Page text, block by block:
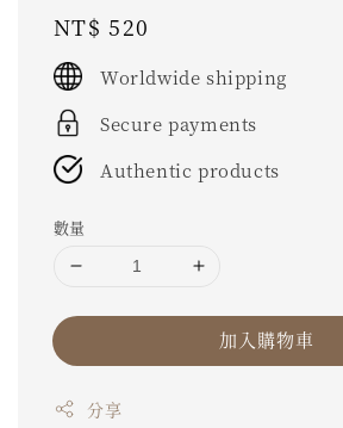
Regular
price
NT$ 520
Worldwide shipping
Secure payments
Authentic products
數量
加入購物車
分享